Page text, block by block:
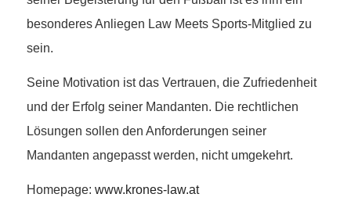
besonderes Anliegen Law Meets Sports-Mitglied zu
sein.
Seine Motivation ist das Vertrauen, die Zufriedenheit
und der Erfolg seiner Mandanten. Die rechtlichen
Lösungen sollen den Anforderungen seiner
Mandanten angepasst werden, nicht umgekehrt.
Homepage: www.krones-law.at